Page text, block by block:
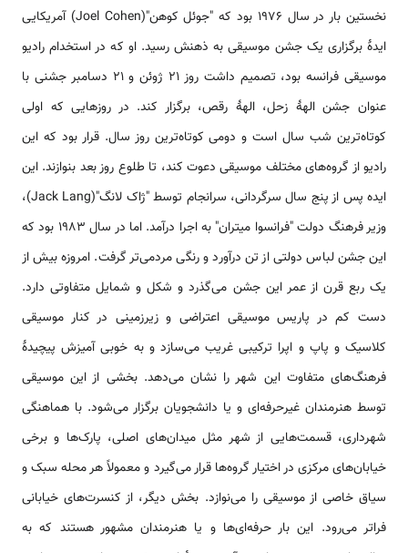
نخستین بار در سال ۱۹۷۶ بود که "جوئل کوهن"(Joel Cohen) آمریکایی
ایدۀ برگزاری یک جشن موسیقی به ذهنش رسید. او که در استخدام رادیو
موسیقی فرانسه بود، تصمیم داشت روز ۲۱ ژوئن و ۲۱ دسامبر جشنی با
عنوان جشن الهۀ زحل، الهۀ رقص، برگزار کند. در روزهایی که اولی
کوتاه‌ترین شب سال است و دومی کوتاه‌ترین روز سال. قرار بود که این
رادیو از گروه‌های مختلف موسیقی دعوت کند، تا طلوع روز بعد بنوازند. این
ایده پس از پنج سال سرگردانی، سرانجام توسط "ژاک لانگ"(Jack Lang)،
وزیر فرهنگ دولت "فرانسوا میتران" به اجرا درآمد. اما در سال ۱۹۸۳ بود که
این جشن لباس دولتی از تن درآورد و رنگی مردمی‌تر گرفت. امروزه بیش از
یک ربع قرن از عمر این جشن می‌گذرد و شکل و شمایل متفاوتی دارد.
دست کم در پاریس موسیقی اعتراضی و زیرزمینی در کنار موسیقی
کلاسیک و پاپ و اپرا ترکیبی غریب می‌سازد و به خوبی آمیزش پیچیدۀ
فرهنگ‌های متفاوت این شهر را نشان می‌دهد. بخشی از این موسیقی
توسط هنرمندان غیرحرفه‌ای و یا دانشجویان برگزار می‌شود. با هماهنگی
شهرداری، قسمت‌هایی از شهر مثل میدان‌های اصلی، پارک‌ها و برخی
خیابان‌های مرکزی در اختیار گروه‌ها قرار می‌گیرد و معمولاً هر محله سبک و
سیاق خاصی از موسیقی را می‌نوازد. بخش دیگر، از کنسرت‌های خیابانی
فراتر می‌رود. این بار حرفه‌ای‌ها و یا هنرمندان مشهور هستند که به